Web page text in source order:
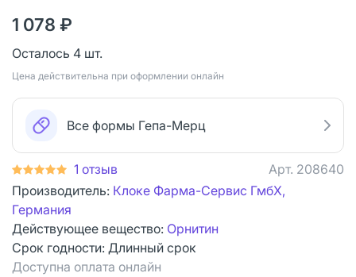
1 078 ₽
Осталось 4 шт.
Цена действительна при оформлении онлайн
Все формы Гепа-Мерц
1 отзыв Арт. 208640
Производитель: Клоке Фарма-Сервис ГмбХ,
Германия
Действующее вещество: Орнитин
Срок годности: Длинный срок
Доступна оплата онлайн